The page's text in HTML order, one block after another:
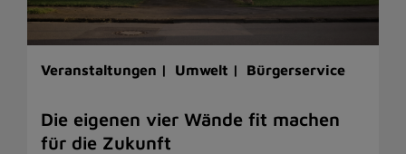
Veranstaltungen | Umwelt | Bürgerservice
Die eigenen vier Wände fit machen
für die Zukunft